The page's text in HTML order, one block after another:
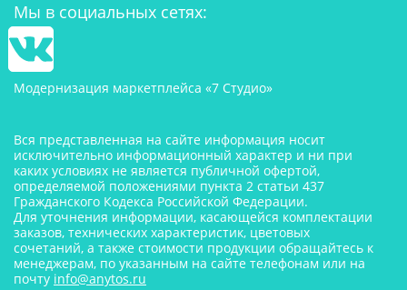
Мы в социальных сетях:
Модернизация маркетплейса «7 Студио»
Вся представленная на сайте информация носит
исключительно информационный характер и ни при
каких условиях не является публичной офертой,
определяемой положениями пункта 2 статьи 437
Гражданского Кодекса Российской Федерации.
Для уточнения информации, касающейся комплектации
заказов, технических характеристик, цветовых
сочетаний, а также стоимости продукции обращайтесь к
менеджерам, по указанным на сайте телефонам или на
почту info@anytos.ru